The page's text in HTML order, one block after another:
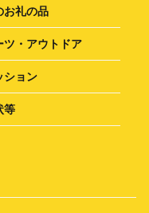
お礼の品
ツ・アウトドア
ション
等